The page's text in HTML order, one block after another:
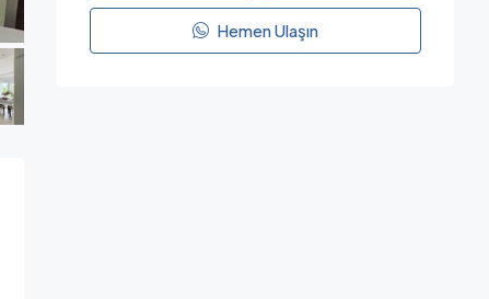
Hemen Ulaşın